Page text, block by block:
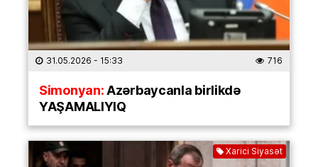
31.05.2026 - 15:33 716
Simonyan:Azərbaycanla birlikdə
YAŞAMALIYIQ
Xarici Siyasət